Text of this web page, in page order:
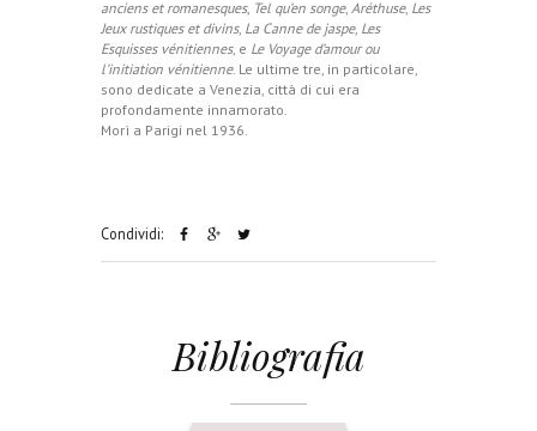
anciens et romanesques, Tel qu’en songe, Aréthuse, Les
Jeux rustiques et divins, La Canne de jaspe, Les
Esquisses vénitiennes, e Le Voyage d’amour ou
l’initiation vénitienne. Le ultime tre, in particolare,
sono dedicate a Venezia, città di cui era
profondamente innamorato.
Morì a Parigi nel 1936.
Condividi:
Bibliografia